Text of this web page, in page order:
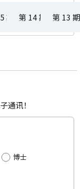
期 - 2026 年 5 - 6 月
第 14 期 - 2026
第 13
通讯！
博士